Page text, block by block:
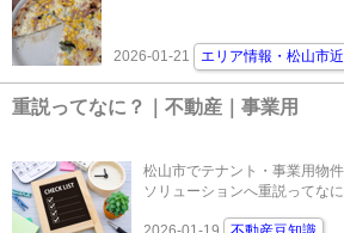
2026-01-21 エリア情報・松山市
重説ってなに？｜不動産｜事業用
松山市でテナント・事業用物
ソリューションへ重説ってな